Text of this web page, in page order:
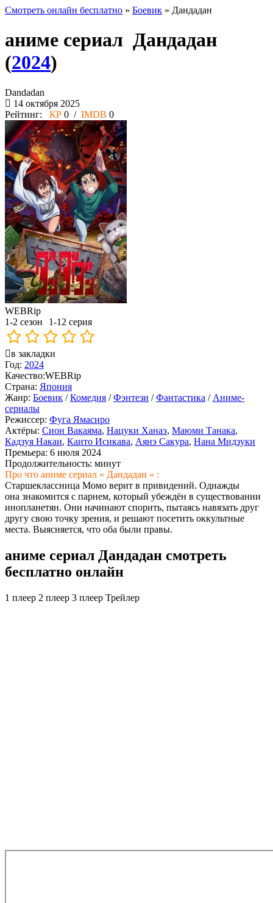
Смотреть онлайн бесплатно » Боевик » Дандадан
аниме сериал Дандадан
(2024)
Dandadan
14 октября 2025
Рейтинг: КР 0 / IMDB 0
WEBRip
1-2 сезон
1-12 серия
в закладки
Год: 2024
Качество:WEBRip
Страна: Япония
Жанр: Боевик /Комедия /Фэнтези /Фантастика / Аниме-
сериалы
Режиссер: Фуга Ямасиро
Актёры: Сион Вакаяма, Нацуки Ханаэ, Маюми Танака,
Кадзуя Накаи, Каито Исикава, Аянэ Сакура, Нана Мидзуки
Премьера: 6 июля 2024
Продолжительность: минут
Про что аниме сериал « Дандадан » :
Старшеклассница Момо верит в привидений. Однажды
она знакомится с парнем, который убеждён в существовании
инопланетян. Они начинают спорить, пытаясь навязать друг
другу свою точку зрения, и решают посетить оккультные
места. Выясняется, что оба были правы.
аниме сериал Дандадан смотреть
бесплатно онлайн
1 плеер 2 плеер 3 плеер Трейлер